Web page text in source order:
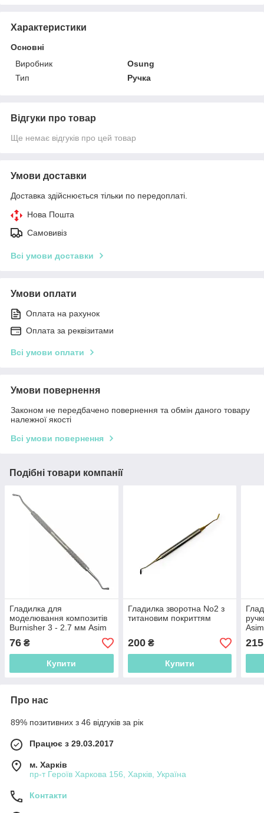
Характеристики
Основні
Виробник
Osung
Тип
Ручка
Відгуки про товар
Ще немає відгуків про цей товар
Умови доставки
Доставка здійснюється тільки по передоплаті.
Нова Пошта
Самовивіз
Всі умови доставки
Умови оплати
Оплата на рахунок
Оплата за реквізитами
Всі умови оплати
Умови повернення
Законом не передбачено повернення та обмін даного товару
належної якості
Всі умови повернення
Подібні товари компанії
Гладилка для
моделювання композитів
Burnisher 3 - 2.7 мм Asim
DE-617
76 ₴
Купити
Гладилка зворотна No2 з
титановим покриттям
200₴
Купити
Asim
215
Про нас
89% позитивних з 46 відгуків за рік
Працює з 29.03.2017
м. Харків
пр-т Героїв Харкова 156, Харків, Україна
Контакти